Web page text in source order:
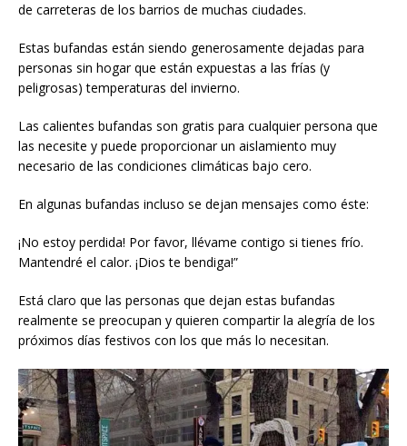
de carreteras de los barrios de muchas ciudades.
Estas bufandas están siendo generosamente dejadas para
personas sin hogar que están expuestas a las frías (y
peligrosas) temperaturas del invierno.
Las calientes bufandas son gratis para cualquier persona que
las necesite y puede proporcionar un aislamiento muy
necesario de las condiciones climáticas bajo cero.
En algunas bufandas incluso se dejan mensajes como éste:
¡No estoy perdida! Por favor, llévame contigo si tienes frío.
Mantendré el calor. ¡Dios te bendiga!”
Está claro que las personas que dejan estas bufandas
realmente se preocupan y quieren compartir la alegría de los
próximos días festivos con los que más lo necesitan.